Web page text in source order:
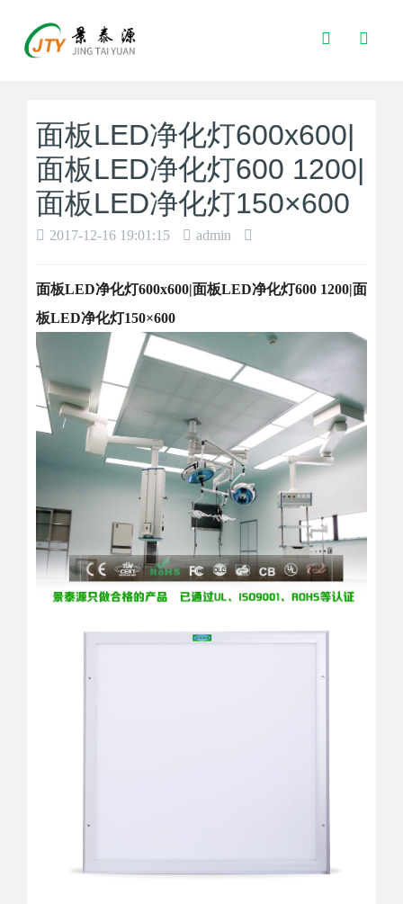
Toggle
Search
面板LED净化灯600x600|
面板LED净化灯600 1200|
面板LED净化灯150×600
2017-12-16 19:01:15 admin
面板LED净化灯600x600|面板LED净化灯600 1200|面
板LED净化灯150×600